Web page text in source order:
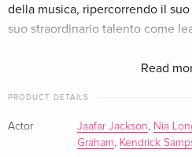
Italian
Read
della musica, ripercorrendo il
suo straordinario talento come
alimentato una ricerca
alcune delle performance più
carriera da solista, il film offre al
PRODUCT DETAILS
Actor Jaafar Jackson Nia
Graham
Kendrick